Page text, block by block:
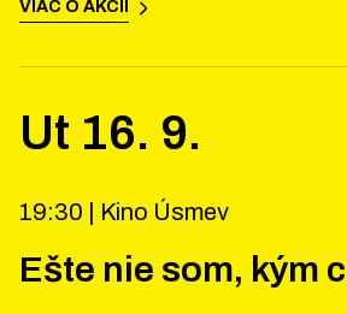
VIAC O AKCII
Ut 16. 9.
19:30 | Kino Úsmev
Ešte nie som, kým